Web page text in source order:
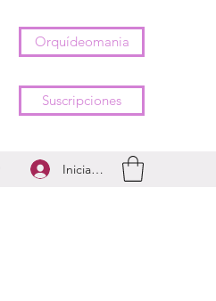
Orquídeomania
Suscripciones
Iniciar sesión